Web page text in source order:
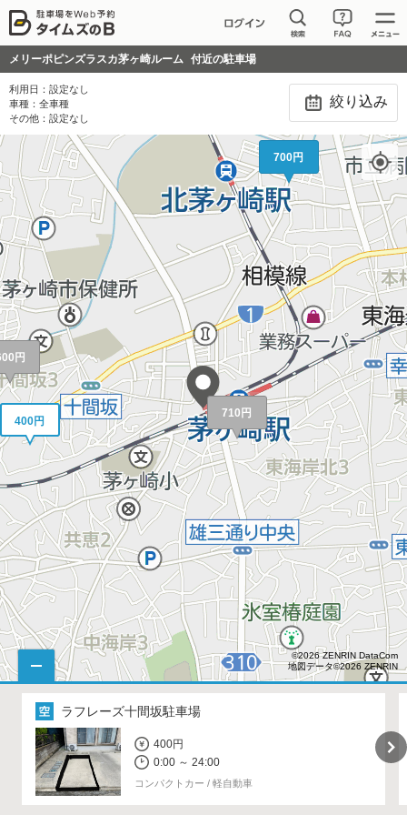
メリーポピンズラスカ茅ヶ崎ルーム 付近の駐車場
利用日： 設定なし
車種： 全車種
その他： 設定なし
絞り込み
円
円
710円
700円
400円
©2026 ZENRIN DataCom
地図データ©2026 ZENRIN
ラフレーズ十間坂駐車場
400円
0:00 ～ 24:00
コンパクトカー / 軽自動車